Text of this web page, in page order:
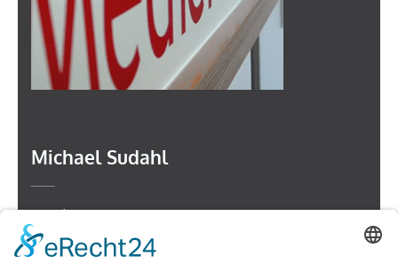
Michael Sudahl
Beethovenstr. 4
73614 Schorndorf
Telefon: 07181 477 9998